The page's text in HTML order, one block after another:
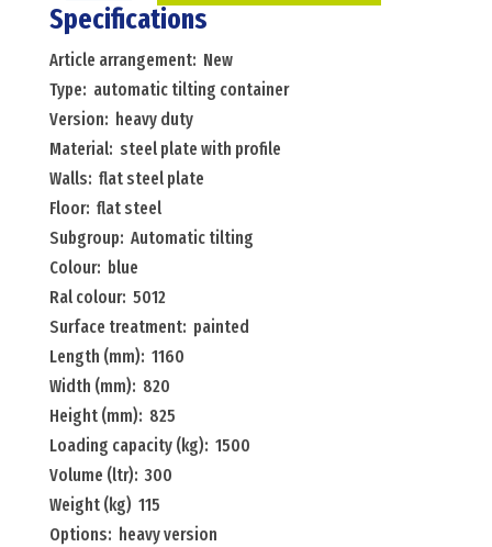
tilting
container
automatic
tilting
container
heavy
duty
Menge
Specifications
Article arrangement: New
Type: automatic tilting container
Version: heavy duty
Material: steel plate with profile
Walls: flat steel plate
Floor: flat steel
Subgroup: Automatic tilting
Colour: blue
Ral colour: 5012
Surface treatment: painted
Length (mm): 1160
Width (mm): 820
Height (mm): 825
Loading capacity (kg): 1500
Volume (ltr): 300
Weight (kg) 115
Options: heavy version